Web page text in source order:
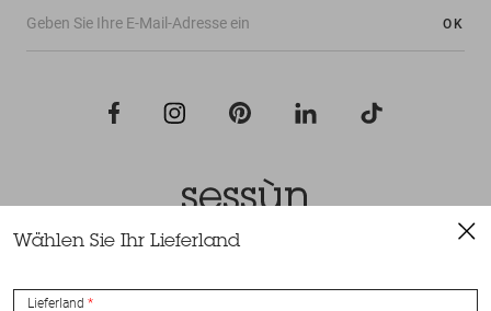
OK
Wählen Sie Ihr Lieferland
Lieferland